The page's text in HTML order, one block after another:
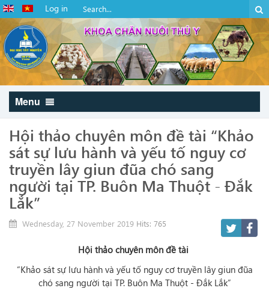
Log in
Menu
Hội thảo chuyên môn đề tài “Khảo
sát sự lưu hành và yếu tố nguy cơ
truyền lây giun đũa chó sang
người tại TP. Buôn Ma Thuột - Đắk
Lắk”
Wednesday, 27 November 2019 Hits: 765
Hội thảo chuyên môn đề tài
“Khảo sát sự lưu hành và yếu tố nguy cơ truyền lây giun đũa
chó sang người tại TP. Buôn Ma Thuột - Đắk Lắk”